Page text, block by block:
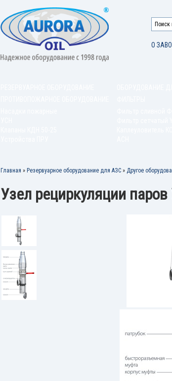
О
Главная » Резервуарное оборудование для АЗС » Другое
Узел рециркуляции